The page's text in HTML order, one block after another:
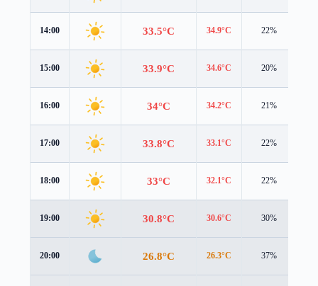
14:00 33.5°C 34.9°C 22%
15:00 33.9°C 34.6°C 20%
16:00 34°C 34.2°C 21%
17:00 33.8°C 33.1°C 22%
18:00 33°C 32.1°C 22%
19:00 30.8°C 30.6°C 30%
20:00 26.8°C 26.3°C 37%